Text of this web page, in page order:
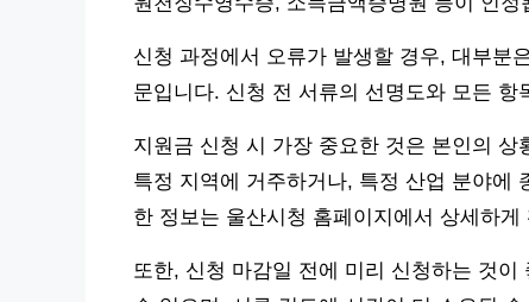
신청 과정에서 오류가 발생할 경우, 대부분
문입니다. 신청 전 서류의 선명도와 모든
지원금 신청 시 가장 중요한 것은 본인의 상
특정 지역에 거주하거나, 특정 산업 분야에
한 정보는 울산시청 홈페이지에서 상세하게
또한, 신청 마감일 전에 미리 신청하는 것